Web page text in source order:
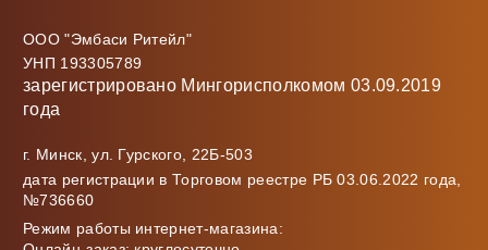
ООО "Эмбаси Ритейл"
УНП 193305789
зарегистрировано Мингорисполкомом 03.09.2019
года
г. Минск, ул. Гурского, 22Б-503
дата регистрации в Торговом реестре РБ 03.06.2022 года,
№736660
Режим работы интернет-магазина: